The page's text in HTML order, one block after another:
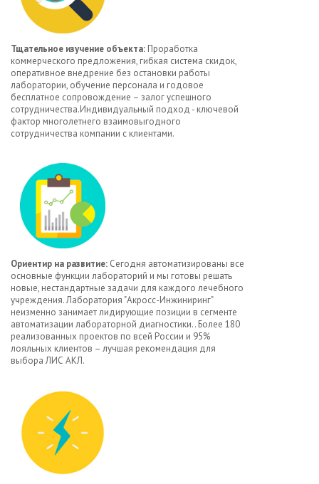
Тщательное изучение объекта: Проработка
коммерческого предложения, гибкая система скидок,
оперативное внедрение без остановки работы
лаборатории, обучение персонала и годовое
бесплатное сопровождение – залог успешного
сотрудничества.Индивидуальный подход - ключевой
фактор многолетнего взаимовыгодного
сотрудничества компании с клиентами.
Ориентир на развитие: Сегодня автоматизированы все
основные функции лабораторий и мы готовы решать
новые, нестандартные задачи для каждого лечебного
учреждения. Лаборатория "Акросс-Инжиниринг"
неизменно занимает лидирующие позиции в сегменте
автоматизации лабораторной диагностики.. Более 180
реализованных проектов по всей России и 95%
лояльных клиентов – лучшая рекомендация для
выбора ЛИС АКЛ.